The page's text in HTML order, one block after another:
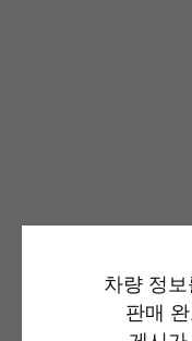
차량 정
판매